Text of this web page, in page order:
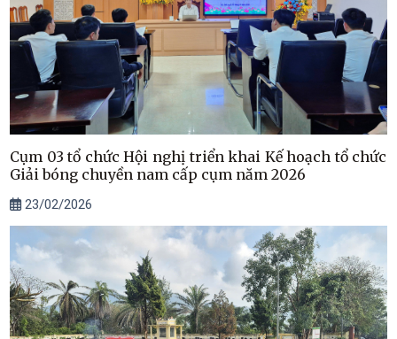
Cụm 03 tổ chức Hội nghị triển khai Kế hoạch tổ chức
Giải bóng chuyền nam cấp cụm năm 2026
23/02/2026